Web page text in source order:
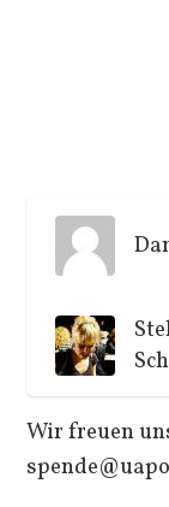
Wir freuen